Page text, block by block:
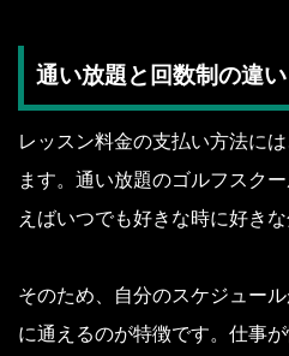
通い放題と回数制の違い
レッスン料金の支払い方法に
ます。通い放題のゴルフスク
えばいつでも好きな時に好きな
そのため、自分のスケジュー
に通えるのが特徴です。仕事